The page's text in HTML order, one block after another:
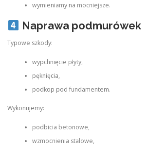
wymieniamy na mocniejsze.
Naprawa podmurówek
Typowe szkody:
wypchnięcie płyty,
pęknięcia,
podkop pod fundamentem.
Wykonujemy:
podbicia betonowe,
wzmocnienia stalowe,